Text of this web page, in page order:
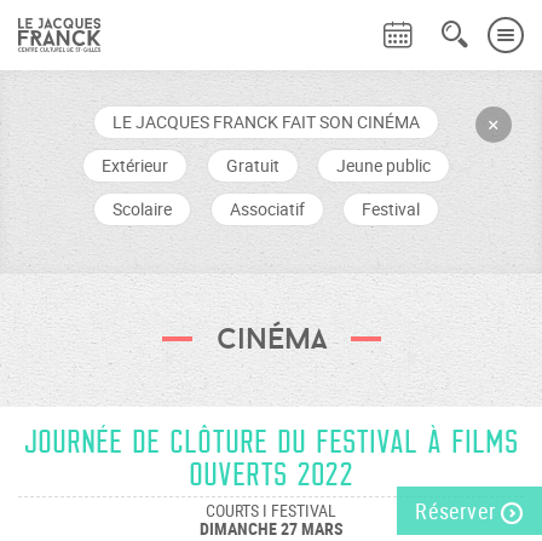
+
LE JACQUES FRANCK FAIT SON CINÉMA
Extérieur
Gratuit
Jeune public
Scolaire
Associatif Festival
Cinéma
Journée de clôture du festival À Films
Ouverts 2022
COURTS I FESTIVAL
DIMANCHE 27 MARS
Réserver